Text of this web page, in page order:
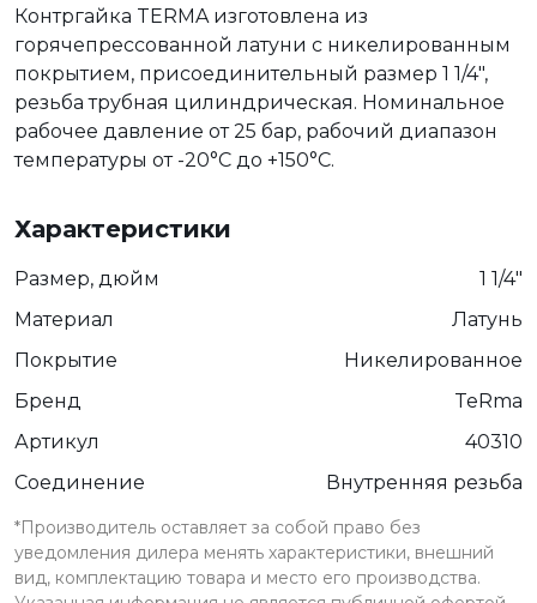
Контргайка TERMA изготовлена из
горячепрессованной латуни с никелированным
покрытием, присоединительный размер 1 1/4",
резьба трубная цилиндрическая. Номинальное
рабочее давление от 25 бар, рабочий диапазон
температуры от -20°C до +150°C.
Характеристики
Размер, дюйм
1 1/4"
Материал
Латунь
Покрытие
Никелированное
Бренд
TeRma
Артикул
40310
Соединение
Внутренняя резьба
*Производитель оставляет за собой право без
уведомления дилера менять характеристики, внешний
вид, комплектацию товара и место его производства.